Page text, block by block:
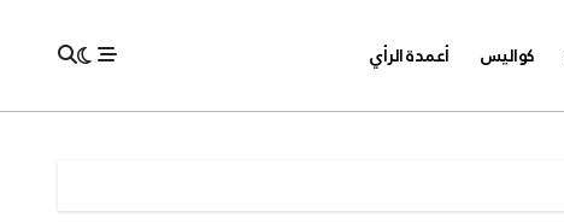
كواليس أعمدة الرأي